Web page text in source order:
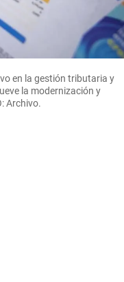
en la gestión tributaria y
la modernización y
Archivo.